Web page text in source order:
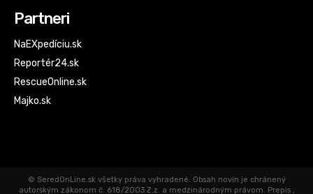
Partneri
NaEXpedíciu.sk
Reportér24.sk
RescueOnline.sk
Majko.sk
© SeredOnLine.sk všetky práva vyhradené. Obsah novín je chránený
autorským zákonom č. 618/2003 Z.z. a medzinárodným právom. Prepis ,